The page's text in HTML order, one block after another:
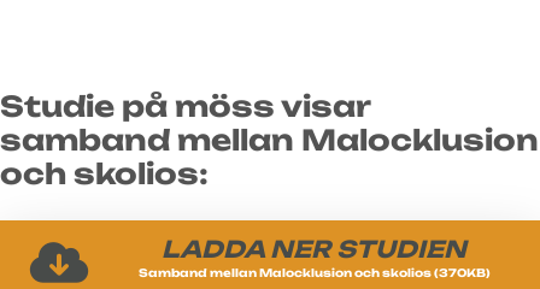
Studie på möss visar
samband mellan Malocklusion
och skolios:
LADDA NER STUDIEN
Samband mellan Malocklusion och skolios (370KB)